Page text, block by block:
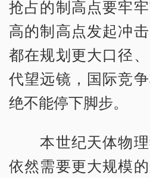
抢占的制高点要牢
高的制高点发起冲
都在规划更大口径
代望远镜，国际竞
绝不能停下脚步。
本世纪天体物理
依然需要更大规模